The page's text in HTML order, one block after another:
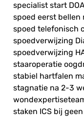
specialist start
spoed eerst bellen
spoed telefonisch
spoedverwijzing
spoedverwijzing
staaroperatie
stabiel hartfalen
stagnatie na 2-3
staken ICS bij